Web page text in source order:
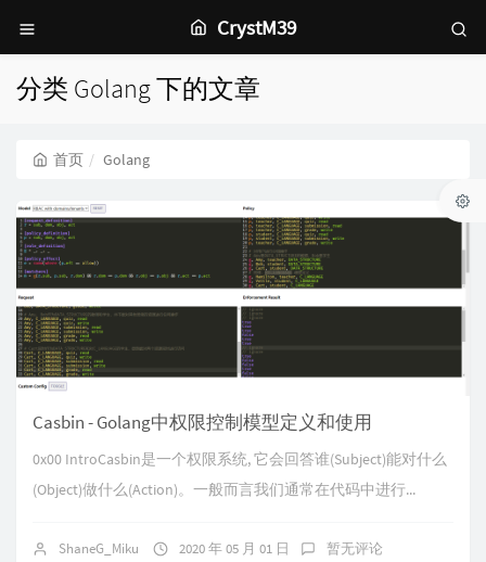
CrystM39
分类 Golang 下的文章
首页 Golang
Casbin - Golang中权限控制模型定义和使用
0x00 IntroCasbin是一个权限系统, 它会回答谁(Subject)能对什么
(Object)做什么(Action)。一般而言我们通常在代码中进行...
ShaneG_Miku 2020 年 05 月 01 日 暂无评论